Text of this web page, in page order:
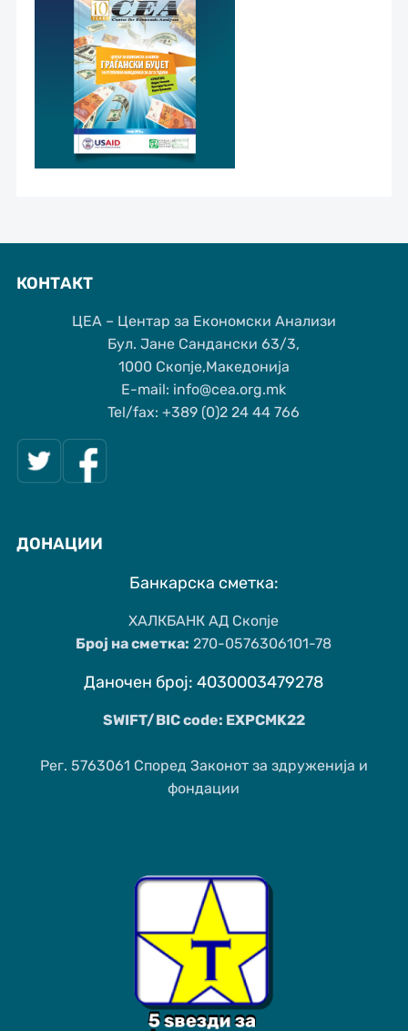
КОНТАКТ
ЦЕА – Центар за Економски Анализи
Бул. Јане Сандански 63/3,
1000 Скопје,Македонија
Е-mail: info@cea.org.mk
Tel/fax: +389 (0)2 24 44 766
ДОНАЦИИ
Банкарска сметка:
ХАЛКБАНК АД Скопје
Број на сметка: 270-0576306101-78
Даночен број: 4030003479278
SWIFT/BIC code: EXPCMK22
Рег. 5763061 Според Законот за здруженија и
фондации